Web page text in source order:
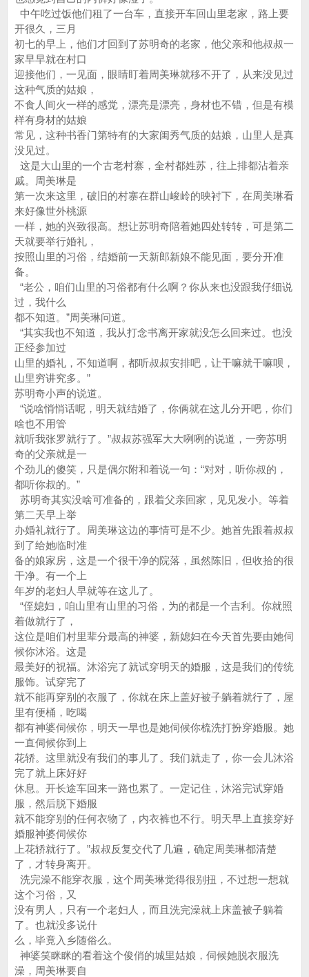
中午吃过饭他们租了一台车，直接开车回山里老家，路上要
开很久，三月
初七的早上，他们才回到了苏明奇的老家，他父亲和他叔叔一
家早早就在村口
迎接他们，一见面，眼睛盯着周美琳就移不开了，从来没见过
这种气质的姑娘，
不食人间火一样的感觉，漂亮是漂亮，身材也不错，但是有模
样有身材的姑娘
常见，这种书香门第特有的大家闺秀气质的姑娘，山里人是真
没见过。
这是大山里的一个古老村寨，全村都姓苏，往上排都沾着亲
戚。周美琳是
第一次来这里，破旧的村寨在群山峻岭的映衬下，在周美琳看
来好像世外桃源
一样，她的兴致很高。想让苏明奇陪着她四处转转，可是第二
天就要举行婚礼，
按照山里的习俗，结婚前一天新郎新娘不能见面，要分开准
备。
“老公，咱们山里的习俗都有什么啊？你从来也没跟我仔细说
过，我什么
都不知道。”周美琳问道。
“其实我也不知道，我从打念书离开家就没怎么回来过。也没
正经参加过
山里的婚礼，不知道啊，都听叔叔安排吧，让干嘛就干嘛呗，
山里穷讲究多。”
苏明奇小声的说道。
“说啥悄悄话呢，明天就结婚了，你俩就在这儿分开吧，你们
啥也不用管
就听我张罗就行了。”叔叔苏强军大大咧咧的说道，一旁苏明
奇的父亲就是一
个劲儿的傻笑，只是偶尔附和着说一句：“对对，听你叔的，
都听你叔的。”
苏明奇其实没啥可准备的，跟着父亲回家，见见发小。等着
第二天早上举
办婚礼就行了。周美琳这边的事情可是不少。她首先跟着叔叔
到了给她临时准
备的娘家房，这是一个很干净的院落，虽然陈旧，但收拾的很
干净。有一个上
年岁的老妇人早就等在这儿了。
“侄媳妇，咱山里有山里的习俗，为的都是一个吉利。你就照
着做就行了，
这位是咱们村里辈分最高的神婆，新媳妇在今天首先要由她伺
候你沐浴。这是
最美好的祝福。沐浴完了就试穿明天的婚服，这是我们的传统
服饰。试穿完了
就不能再穿别的衣服了，你就在床上盖好被子躺着就行了，屋
里有便桶，吃喝
都有神婆伺候你，明天一早也是她伺候你梳洗打扮穿婚服。她
一直伺候你到上
花轿。这里就没有我们的事儿了。我们就走了，你一会儿沐浴
完了就上床好好
休息。开长途车回来一路也累了。一定记住，沐浴完试穿婚
服，然后脱下婚服
就不能穿别的任何衣物了，内衣裤也不行。明天早上直接穿好
婚服神婆伺候你
上花轿就行了。”叔叔反复交代了几遍，确定周美琳都清楚
了，才转身离开。
洗完澡不能穿衣服，这个周美琳觉得很别扭，不过想一想就
这个习俗，又
没有男人，只有一个老妇人，而且洗完澡就上床盖被子躺着
了。也就没多说什
么，毕竟入乡随俗么。
神婆笑眯眯的看着这个俊俏的城里姑娘，伺候她脱衣服洗
澡，周美琳要自